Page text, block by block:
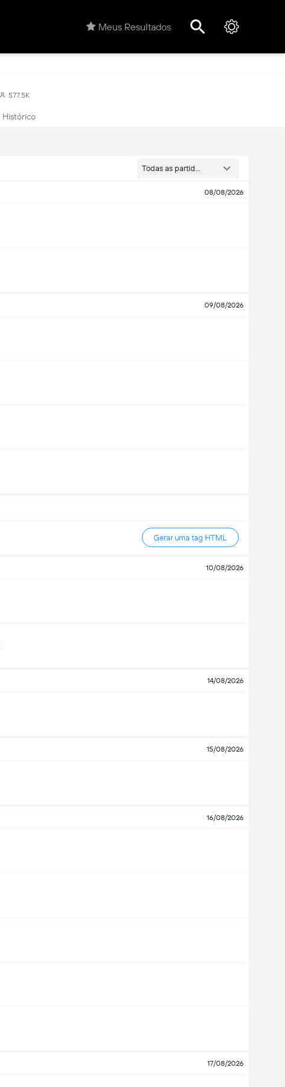
Meus Resultados
577.5K
Histórico
Todas as partidas
08/08/2026
09/08/2026
Gerar uma tag HTML
10/08/2026
14/08/2026
15/08/2026
16/08/2026
17/08/2026